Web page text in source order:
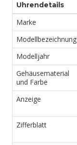
Uhrendetails
Marke
Modellbezeichnung
Modelljahr
Gehäusematerial
und Farbe
Anzeige
Zifferblatt